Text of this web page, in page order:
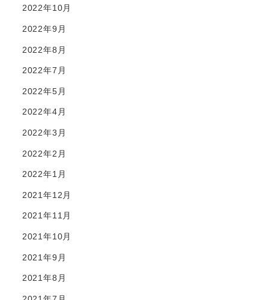
2022年10月
2022年9月
2022年8月
2022年7月
2022年5月
2022年4月
2022年3月
2022年2月
2022年1月
2021年12月
2021年11月
2021年10月
2021年9月
2021年8月